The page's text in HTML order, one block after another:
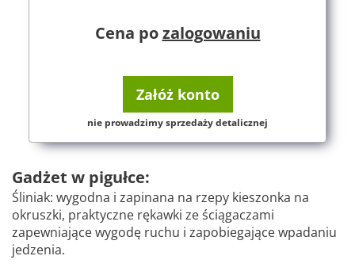
Cena pozalogowaniu
Załóż konto
nie prowadzimy sprzedaży detalicznej
Gadżet w pigułce:
Śliniak: wygodna i zapinana na rzepy kieszonka na
okruszki, praktyczne rękawki ze ściągaczami
zapewniające wygodę ruchu i zapobiegające wpadaniu
jedzenia.